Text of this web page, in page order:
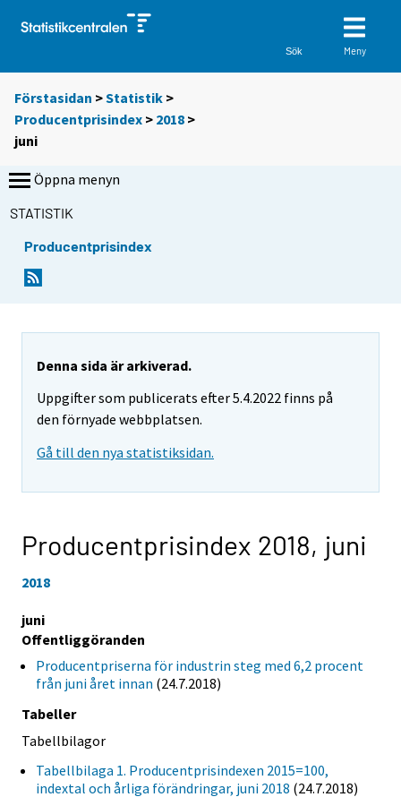
Sök Meny
Förstasidan >Statistik >
Producentprisindex > 2018 >
juni
Öppna menyn
STATISTIK
Producentprisindex
Denna sida är arkiverad.
Uppgifter som publicerats efter 5.4.2022 finns på
den förnyade webbplatsen.
Gå till den nya statistiksidan.
Producentprisindex 2018, juni
2018
juni
Offentliggöranden
Producentpriserna för industrin steg med 6,2 procent
från juni året innan (24.7.2018)
Tabeller
Tabellbilagor
Tabellbilaga 1. Producentprisindexen 2015=100,
indextal och årliga förändringar, juni 2018 (24.7.2018)